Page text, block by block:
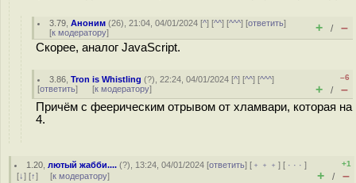
3.79 ,Аноним (26), 21:04, 04/01/2024 [^] [^^] [^^^] [ответить]
[к модератору] + / –
Скорее, аналог JavaScript.
3.86 ,Tron is Whistling (?), 22:24, 04/01/2024 [^] [^^] [^^^]
[ответить] [к модератору]
–6
+ / –
Причём с феерическим отрывом от хламвари, которая на
4.
1.20 ,лютый жабби.... (?), 13:24, 04/01/2024 [ответить] [ ﹢﹢﹢] [ · · ·]
[↓] [↑] [к модератору]
+1
+ / –